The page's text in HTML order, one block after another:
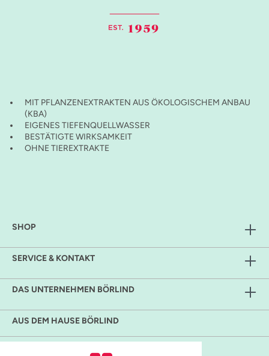
MIT PFLANZENEXTRAKTEN AUS ÖKOLOGISCHEM ANBAU
(KBA)
EIGENES TIEFENQUELLWASSER
BESTÄTIGTE WIRKSAMKEIT
OHNE TIEREXTRAKTE
SHOP
SERVICE & KONTAKT
DAS UNTERNEHMEN BÖRLIND
AUS DEM HAUSE BÖRLIND